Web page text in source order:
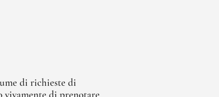
di richieste di